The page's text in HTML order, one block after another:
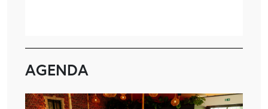
AGENDA